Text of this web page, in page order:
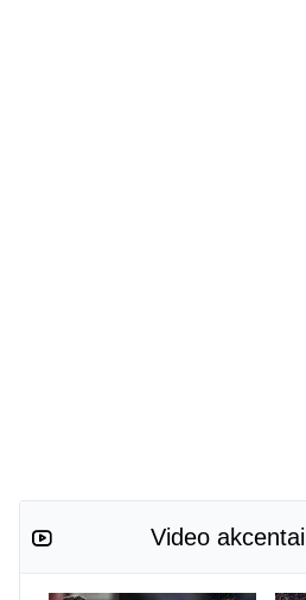
Video akcentai